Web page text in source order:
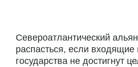
Североатлантический
распасться, если входящие
государства не достигнут